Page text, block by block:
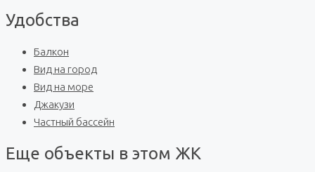
Удобства
Балкон
Вид на город
Вид на море
Джакузи
Частный бассейн
Еще объекты в этом ЖК